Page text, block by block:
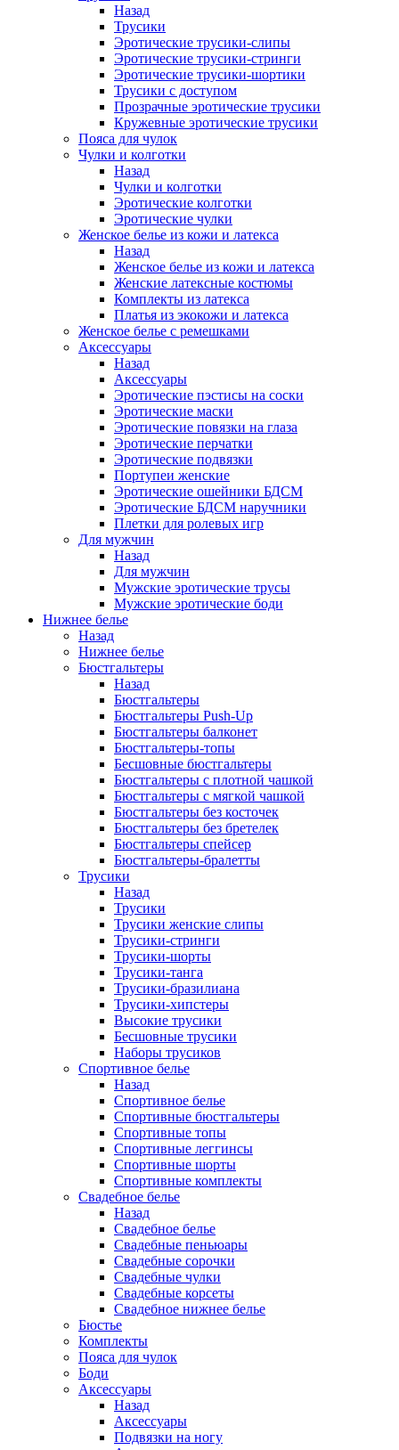
Назад
Трусики
Эротические трусики-слипы
Эротические трусики-стринги
Эротические трусики-шортики
Трусики с доступом
Прозрачные эротические трусики
Кружевные эротические трусики
Пояса для чулок
Чулки и колготки
Назад
Чулки и колготки
Эротические колготки
Эротические чулки
Женское белье из кожи и латекса
Назад
Женское белье из кожи и латекса
Женские латексные костюмы
Комплекты из латекса
Платья из экокожи и латекса
Женское белье с ремешками
Аксессуары
Назад
Аксессуары
Эротические пэстисы на соски
Эротические маски
Эротические повязки на глаза
Эротические перчатки
Эротические подвязки
Портупеи женские
Эротические ошейники БДСМ
Эротические БДСМ наручники
Плетки для ролевых игр
Для мужчин
Назад
Для мужчин
Мужские эротические трусы
Мужские эротические боди
Нижнее белье
Назад
Нижнее белье
Бюстгальтеры
Назад
Бюстгальтеры
Бюстгальтеры Push-Up
Бюстгальтеры балконет
Бюстгальтеры-топы
Бесшовные бюстгальтеры
Бюстгальтеры с плотной чашкой
Бюстгальтеры с мягкой чашкой
Бюстгальтеры без косточек
Бюстгальтеры без бретелек
Бюстгальтеры спейсер
Бюстгальтеры-бралетты
Трусики
Назад
Трусики
Трусики женские слипы
Трусики-стринги
Трусики-шорты
Трусики-танга
Трусики-бразилиана
Трусики-хипстеры
Высокие трусики
Бесшовные трусики
Наборы трусиков
Спортивное белье
Назад
Спортивное белье
Спортивные бюстгальтеры
Спортивные топы
Спортивные леггинсы
Спортивные шорты
Спортивные комплекты
Свадебное белье
Назад
Свадебное белье
Свадебные пеньюары
Свадебные сорочки
Свадебные чулки
Свадебные корсеты
Свадебное нижнее белье
Бюстье
Комплекты
Пояса для чулок
Боди
Аксессуары
Назад
Аксессуары
Подвязки на ногу